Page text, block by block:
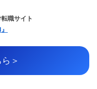
職サイト
＞